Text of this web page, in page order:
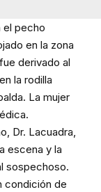
el pecho
en la zona
derivado al
la rodilla
La mujer
Dr. Lacuadra,
escena y la
sospechoso.
condición de